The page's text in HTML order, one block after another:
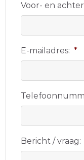
Voor- en
E-mailadres: *
Bericht / vraag: